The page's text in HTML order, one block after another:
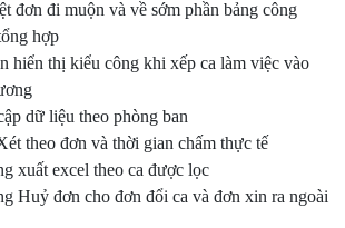
đơn đi muộn và về sớm phần bảng công
hợp
hiển thị kiểu công khi xếp ca làm việc vào
dữ liệu theo phòng ban
theo đơn và thời gian chấm thực tế
xuất excel theo ca được lọc
Huỷ đơn cho đơn đổi ca và đơn xin ra ngoài